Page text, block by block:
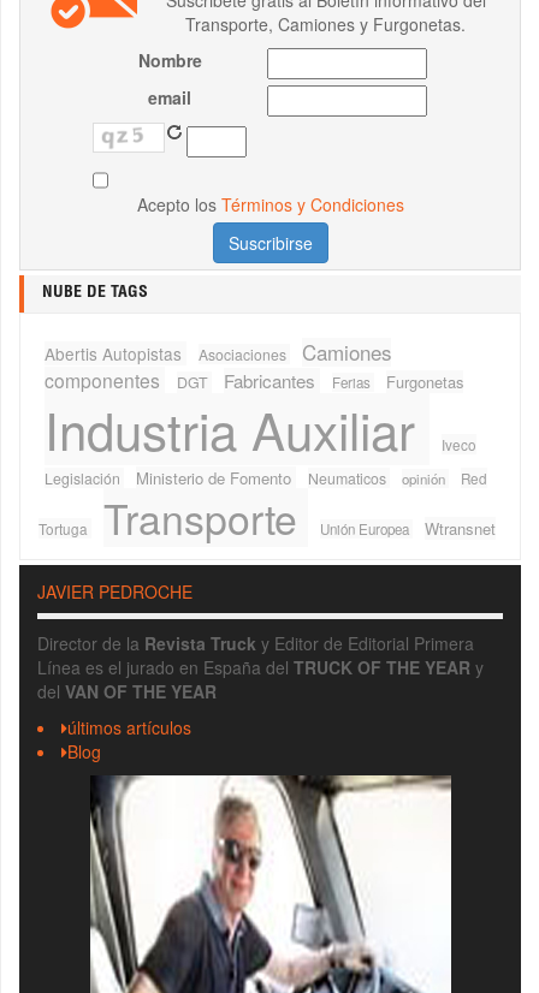
Transporte, Camiones y Furgonetas.
Nombre
email
Acepto los Términos y Condiciones
NUBE DE TAGS
Abertis Autopistas Asociaciones Camiones
componentes DGT Fabricantes Ferias Furgonetas
Industria Auxiliar
Iveco
Legislación
Ministerio de Fomento Neumaticos opinión Red
Tortuga Transporte Unión Europea Wtransnet
JAVIER PEDROCHE
Director de la Revista Truck y Editor de Editorial Primera
Línea es el jurado en España del TRUCK OF THE YEAR y
del VAN OF THE YEAR
últimos artículos
Blog